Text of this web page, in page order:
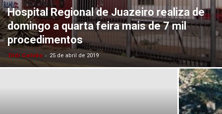
Hospital Regional de Juazeiro realiza de
domingo a quarta feira mais de 7 mil
procedimentos
Didi Galvão - 25 de abril de 2019